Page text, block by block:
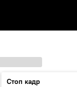
Стоп кадр